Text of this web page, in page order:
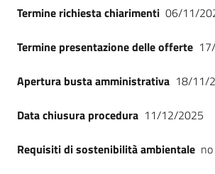
Termine richiesta chiarimenti 06/11/
Termine presentazione delle offerte
Apertura busta amministrativa 18/11/
Data chiusura procedura 11/12/2025
Requisiti di sostenibilità ambientale no